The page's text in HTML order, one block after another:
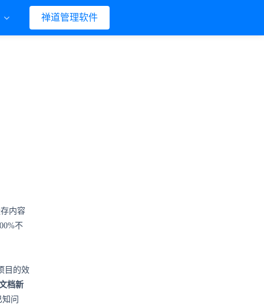
禅道管理软件
内容
不
目的效
档新
问